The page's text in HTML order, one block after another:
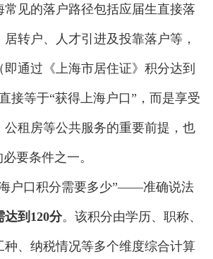
见的落户路径包括应届生直接落
转户、人才引进及投靠落户等，
即通过《上海市居住证》积分达到
接等于“获得上海户口”，而是享受
公租房等公共服务的重要前提，也
要条件之一。
口积分需要多少”——准确说法
达到120分。该积分由学历、职称、
种、纳税情况等多个维度综合计算